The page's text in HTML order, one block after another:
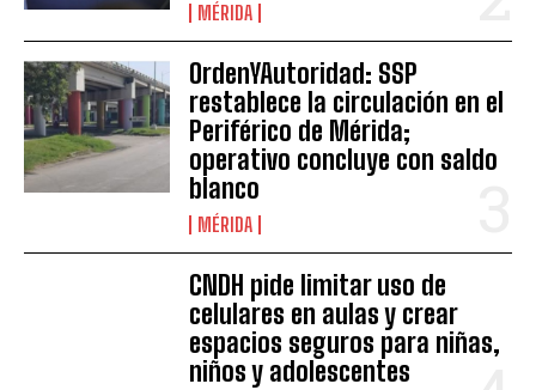
MÉRIDA
OrdenYAutoridad: SSP
restablece la circulación en el
Periférico de Mérida;
operativo concluye con saldo
blanco
MÉRIDA
CNDH pide limitar uso de
celulares en aulas y crear
espacios seguros para niñas,
niños y adolescentes